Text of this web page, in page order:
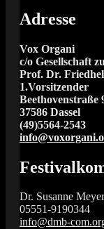
Adresse
Vox Organi
c/o Gesellschaft
Prof. Dr.
1.Vorsitzender
Beethovenstraße
37586 Dassel
(49)5564-2543
Dr. Susanne
05551-9190344
info@dmb-